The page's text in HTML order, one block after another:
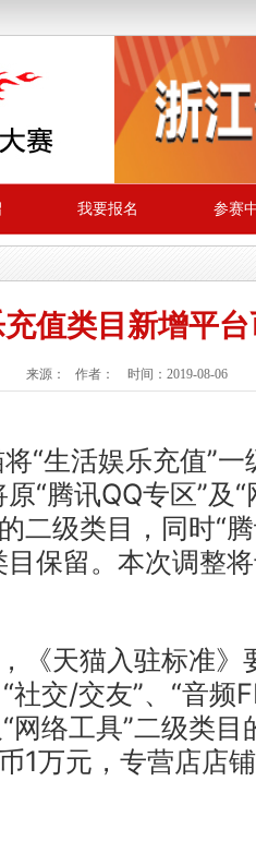
我要报名 参赛
值类目新增平
来源： 作者： 时间：2019-08-06
“生活娱乐充值”一
“腾讯QQ专区”及
二级类目，同时“
目保留。本次调整
《天猫入驻标准》
社交/交友”、“音频
网络工具”二级类
1万元，专营店店